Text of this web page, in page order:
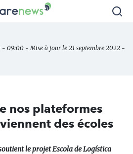
- 09:00 - Mise à jour le 21 septembre 2022 -
nos plateformes
des écoles
le projet Escola de Logística